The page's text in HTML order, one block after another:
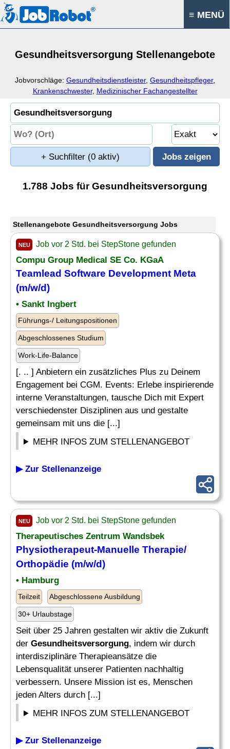
≡ MENÜ
Gesundheitsversorgung Stellenangebote
Jobvorschläge: Gesundheitsdienstleister, Gesundheitspfleger,
Krankenschwester, Medizinischer Fachangestellter
+ Suchfilter (0 aktiv)
1.788 Jobs für Gesundheitsversorgung
Stellenangebote Gesundheitsversorgung Jobs
NEU Job vor 2 Std. bei StepStone gefunden
Compu Group Medical SE Co. KGaA
Teamlead Software Development Meta
(m/w/d)
• Sankt Ingbert
Führungs-/ Leitungspositionen
Abgeschlossenes Studium
Work-Life-Balance
[. .. ] Anbietern ein zusätzliches Plus zu Deinem
Engagement bei CGM. Events: Erlebe inspirierende
interne Veranstaltungen, tausche Dich mit Expert
verschiedenster Disziplinen aus und gestalte
gemeinsam mit uns die [...]
MEHR INFOS ZUM STELLENANGEBOT
▶ Zur Stellenanzeige
NEU Job vor 2 Std. bei StepStone gefunden
Therapeutisches Zentrum Wandsbek
Physiotherapeut-Manuelle Therapie/
Orthopädie (m/w/d)
• Hamburg
Teilzeit Abgeschlossene Ausbildung
30+ Urlaubstage
Seit über 25 Jahren gestalten wir aktiv die Zukunft
der Gesundheitsversorgung, indem wir durch
interdisziplinäre Therapieansätze die
Lebensqualität unserer Patienten nachhaltig
verbessern. Unsere Mission ist es, Menschen
jeden Alters durch [...]
MEHR INFOS ZUM STELLENANGEBOT
▶ Zur Stellenanzeige